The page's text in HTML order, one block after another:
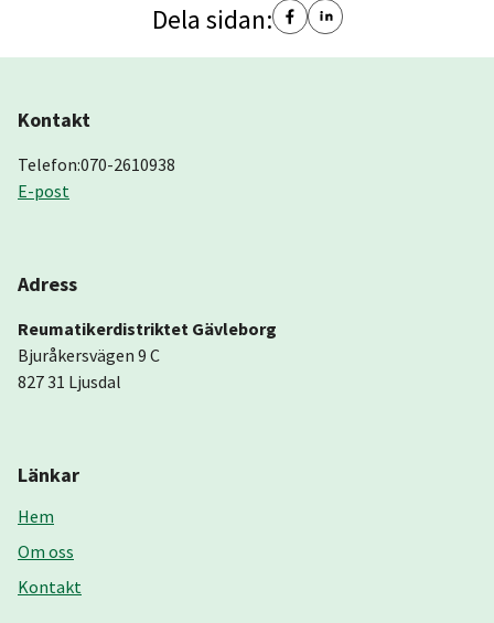
Dela sidan:
Kontakt
Telefon:070-2610938
E-post
Adress
Reumatikerdistriktet Gävleborg
Bjuråkersvägen 9 C
827 31 Ljusdal
Länkar
Hem
Om oss
Kontakt